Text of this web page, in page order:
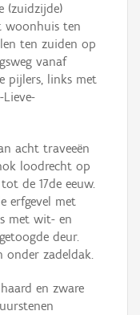
(zuidzijde)
woonhuis ten
ten zuiden op
vanaf
pijlers, links met
acht traveeën
loodrecht op
de 17de eeuw.
erfgevel met
met wit- en
deur.
onder zadeldak.
en zware